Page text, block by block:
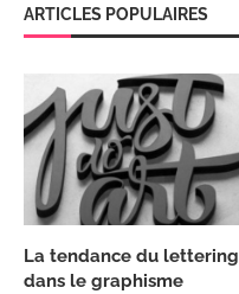
ARTICLES POPULAIRES
La tendance du lettering
dans le graphisme